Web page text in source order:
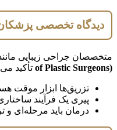
دیدگاه تخصصی پزشکان
متخصصان جراحی زیبایی
of Plastic Surgeons) تأکید
تزریق‌ها ابزار موقت
پیری یک فرآیند
درمان باید مرحله‌ای و